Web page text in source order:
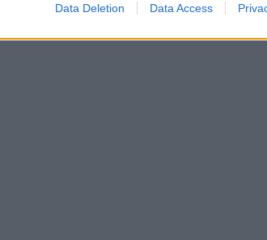
Data Deletion Data Access